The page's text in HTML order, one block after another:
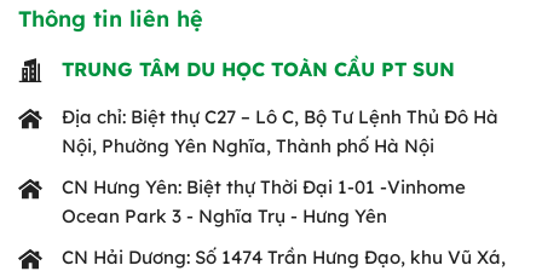
Thông tin liên hệ
TRUNG TÂM DU HỌC TOÀN CẦU PT SUN
Địa chỉ: Biệt thự C27 – Lô C, Bộ Tư Lệnh Thủ Đô Hà
Nội, Phường Yên Nghĩa, Thành phố Hà Nội
CN Hưng Yên: Biệt thự Thời Đại 1-01 -Vinhome
Ocean Park 3 - Nghĩa Trụ - Hưng Yên
CN Hải Dương: Số 1474 Trần Hưng Đạo, khu Vũ Xá,